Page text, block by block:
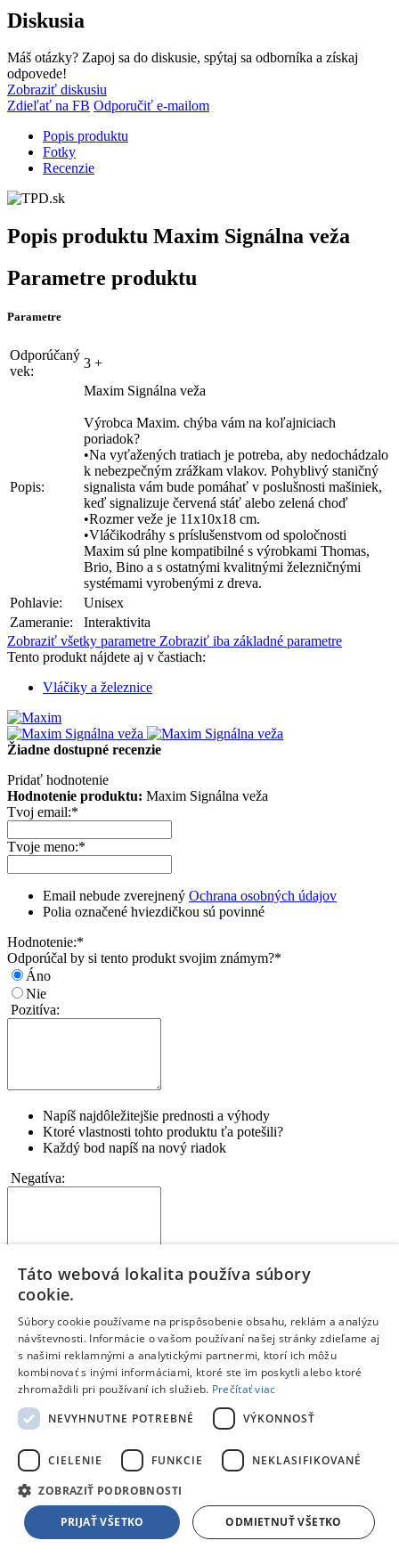
Diskusia
Máš otázky? Zapoj sa do diskusie, spýtaj sa odborníka a získaj
odpovede!
Zobraziť diskusiu
Zdieľať na FB Odporučiť e-mailom
Popis produktu
Fotky
Recenzie
Popis produktu Maxim Signálna veža
Parametre produktu
Parametre
Odporúčaný
vek:
3 +
Popis:
Maxim Signálna veža
Výrobca Maxim. chýba vám na koľajniciach
poriadok?
•Na vyťažených tratiach je potreba, aby nedochádzalo
k nebezpečným zrážkam vlakov. Pohyblivý staničný
signalista vám bude pomáhať v poslušnosti mašiniek,
keď signalizuje červená stáť alebo zelená choď
•Rozmer veže je 11x10x18 cm.
•Vláčikodráhy s príslušenstvom od spoločnosti
Maxim sú plne kompatibilné s výrobkami Thomas,
Brio, Bino a s ostatnými kvalitnými železničnými
systémami vyrobenými z dreva.
Pohlavie:
Unisex
Zameranie:
Interaktivita
Zobraziť všetky parametre Zobraziť iba základné parametre
Tento produkt nájdete aj v častiach:
Vláčiky a železnice
Žiadne dostupné recenzie
Pridať hodnotenie
Hodnotenie produktu: Maxim Signálna veža
Tvoj email:*
Tvoje meno:*
Email nebude zverejnený Ochrana osobných údajov
Polia označené hviezdičkou sú povinné
Hodnotenie:*
Odporúčal by si tento produkt svojim známym?*
Áno
Nie
Pozitíva:
Napíš najdôležitejšie prednosti a výhody
Ktoré vlastnosti tohto produktu ťa potešili?
Každý bod napíš na nový riadok
Negatíva:
Napíš slabé stránky a nevýhody produktu
Čo by mohlo byť na produkte lepšie?
Každý bod napíš na nový riadok
Ak si s výrobkom 100% spokojný, toto políčko nevypĺňaj
Zhrnutie:*
Kúpil by si si tento produkt znova? Alebo by si zvažoval iný?
Prečo?
Na čo je potrebné pri kúpe myslieť?
Pre akého zákazníka je tento produkt vhodný?
Táto webová lokalita používa súbory
cookie.
Súbory cookie používame na prispôsobenie obsahu, reklám a analýzu
návštevnosti. Informácie o vašom používaní našej stránky zdieľame aj
s našimi reklamnými a analytickými partnermi, ktorí ich môžu
kombinovať s inými informáciami, ktoré ste im poskytli alebo ktoré
zhromaždili pri používaní ich služieb. Prečítať viac
NEVYHNUTNE POTREBNÉ
VÝKONNOSŤ
CIELENIE FUNKCIE NEKLASIFIKOVANÉ
ZOBRAZIŤ PODROBNOSTI
PRIJAŤ VŠETKO ODMIETNUŤ VŠETKO